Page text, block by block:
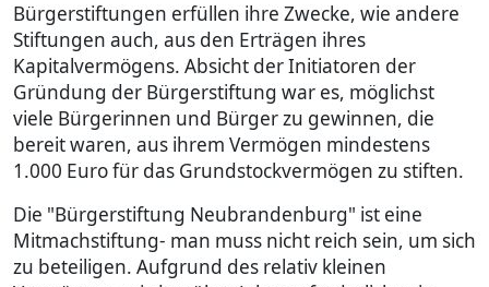
Bürgerstiftungen erfüllen ihre Zwecke, wie andere
Stiftungen auch, aus den Erträgen ihres
Kapitalvermögens. Absicht der Initiatoren der
Gründung der Bürgerstiftung war es, möglichst
viele Bürgerinnen und Bürger zu gewinnen, die
bereit waren, aus ihrem Vermögen mindestens
1.000 Euro für das Grundstockvermögen zu stiften.
Die "Bürgerstiftung Neubrandenburg" ist eine
Mitmachstiftung- man muss nicht reich sein, um sich
zu beteiligen. Aufgrund des relativ kleinen